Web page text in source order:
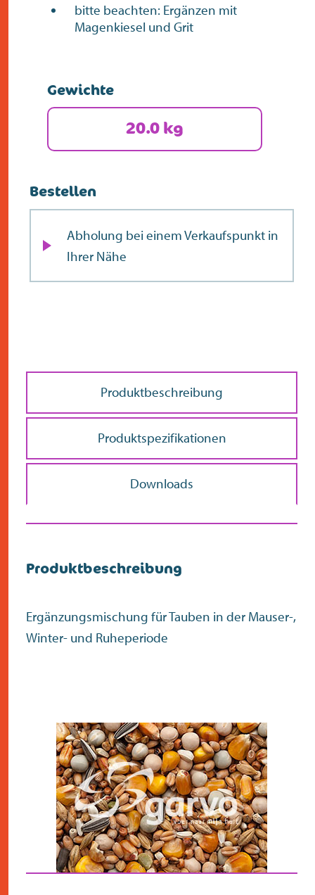
bitte beachten: Ergänzen mit
Magenkiesel und Grit
Gewichte
20.0 kg
Bestellen
Abholung bei einem Verkaufspunkt in
Ihrer Nähe
Suche>
Produktbeschreibung
Produktspezifikationen
Downloads
Produktbeschreibung
Ergänzungsmischung für Tauben in der Mauser-,
Winter- und Ruheperiode